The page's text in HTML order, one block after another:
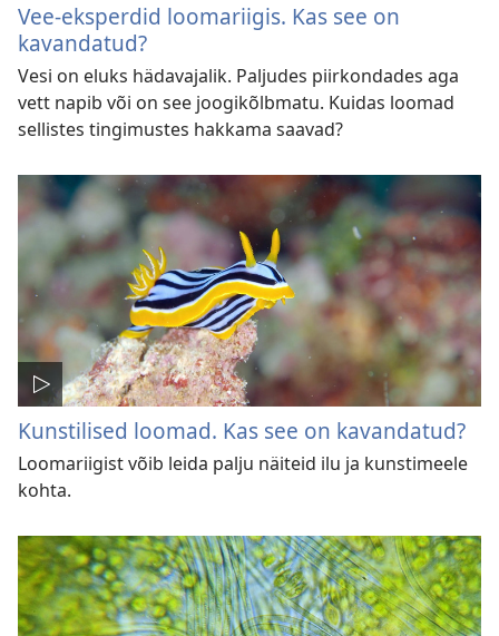
Vee-eksperdid loomariigis. Kas see on
kavandatud?
Vesi on eluks hädavajalik. Paljudes piirkondades aga
vett napib või on see joogikõlbmatu. Kuidas loomad
sellistes tingimustes hakkama saavad?
Kunstilised loomad. Kas see on kavandatud?
Loomariigist võib leida palju näiteid ilu ja kunstimeele
kohta.